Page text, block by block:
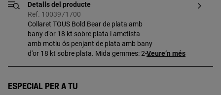
Detalls del producte
Ref. 1003971700
Collaret TOUS Bold Bear de plata amb
bany d'or 18 kt sobre plata i ametista
amb motiu ós penjant de plata amb bany
d'or 18 kt sobre plata. Mida gemmes: 2-
fabricada amb plata de primera llei amb
Veure’n més
Especial per a tu